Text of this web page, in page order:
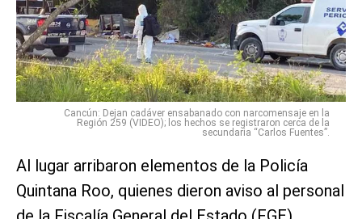
Cancún: Dejan cadáver ensabanado con narcomensaje en la
Región 259 (VIDEO); los hechos se registraron cerca de la
secundaria “Carlos Fuentes”.
Al lugar arribaron elementos de la Policía
Quintana Roo, quienes dieron aviso al personal